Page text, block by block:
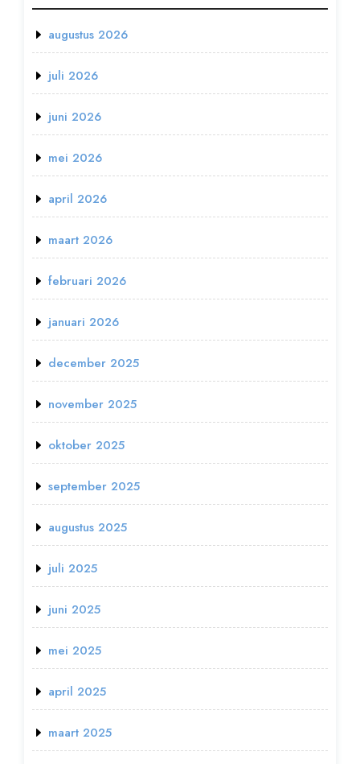
augustus 2026
juli 2026
juni 2026
mei 2026
april 2026
maart 2026
februari 2026
januari 2026
december 2025
november 2025
oktober 2025
september 2025
augustus 2025
juli 2025
juni 2025
mei 2025
april 2025
maart 2025